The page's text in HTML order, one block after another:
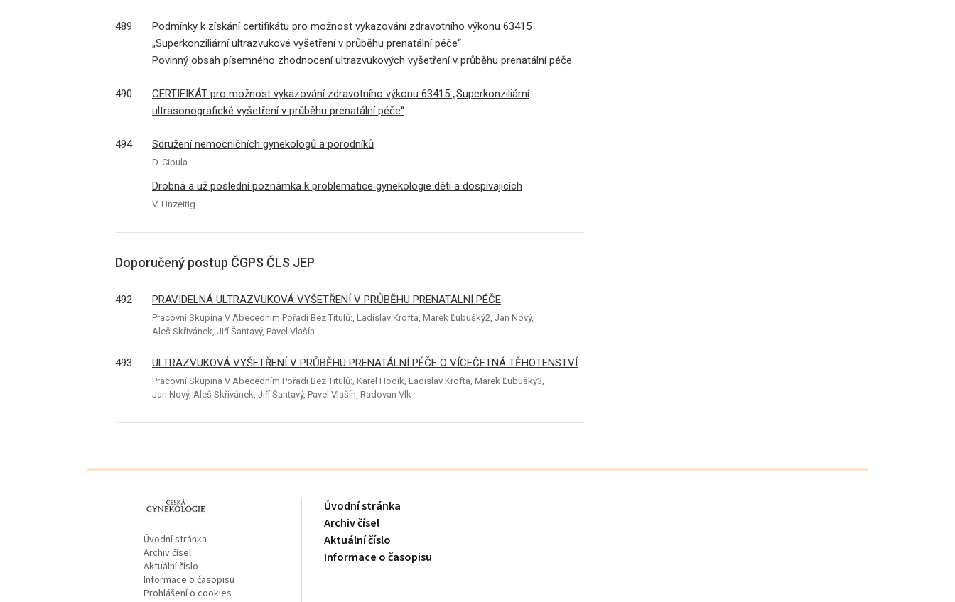
489
Podmínky k získání certifikátu pro možnost vykazování zdravotního výkonu 63415
„Superkonziliární ultrazvukové vyšetření v průběhu prenatální péče“
Povinný obsah písemného zhodnocení ultrazvukových vyšetření v průběhu prenatální péče
490
CERTIFIKÁT pro možnost vykazování zdravotního výkonu 63415 „Superkonziliární
ultrasonografické vyšetření v průběhu prenatální péče“
494 Sdružení nemocničních gynekologů a porodníků
D. Cibula
Drobná a už poslední poznámka k problematice gynekologie dětí a dospívajících
V. Unzeitig
Doporučený postup ČGPS ČLS JEP
492 PRAVIDELNÁ ULTRAZVUKOVÁ VYŠETŘENÍ V PRŮBĚHU PRENATÁLNÍ PÉČE
Pracovní Skupina V Abecedním Pořadí Bez Titulů:, Ladislav Krofta, Marek Ľubušký2, Jan Nový,
Aleš Skřivánek, Jiří Šantavý, Pavel Vlašín
493 ULTRAZVUKOVÁ VYŠETŘENÍ V PRŮBĚHU PRENATÁLNÍ PÉČE O VÍCEČETNÁ TĚHOTENSTVÍ
Pracovní Skupina V Abecedním Pořadí Bez Titulů:, Karel Hodík, Ladislav Krofta, Marek Ľubušký3,
Jan Nový, Aleš Skřivánek, Jiří Šantavý, Pavel Vlašín, Radovan Vlk
Úvodní stránka
Archiv čísel
Aktuální číslo
Informace o časopisu
Prohlášení o cookies
Úvodní stránka
Archiv čísel
Aktuální číslo
Informace o časopisu